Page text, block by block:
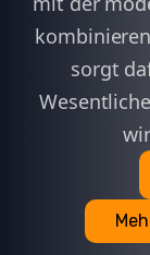
sorgt